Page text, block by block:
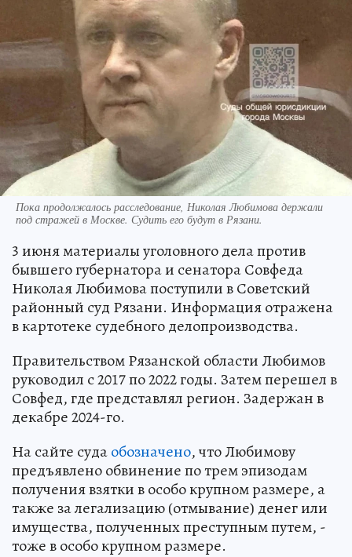
Пока продолжалось расследование, Николая Любимова держали
под стражей в Москве. Судить его будут в Рязани.
3 июня материалы уголовного дела против
бывшего губернатора и сенатора Совфеда
Николая Любимова поступили в Советский
районный суд Рязани. Информация отражена
в картотеке судебного делопроизводства.
Правительством Рязанской области Любимов
руководил с 2017 по 2022 годы. Затем перешел в
Совфед, где представлял регион. Задержан в
декабре 2024-го.
На сайте судаобозначено, что Любимову
предъявлено обвинение по трем эпизодам
получения взятки в особо крупном размере, а
также за легализацию (отмывание) денег или
имущества, полученных преступным путем, -
тоже в особо крупном размере.